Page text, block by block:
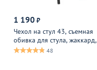
1 190 ₽
Чехол на стул 43, съемная
обивка для стула, жаккард,
бежевый
48